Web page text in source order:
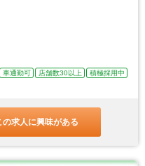
車通勤可 店舗数30以上
積極採用中
の求人に興味がある